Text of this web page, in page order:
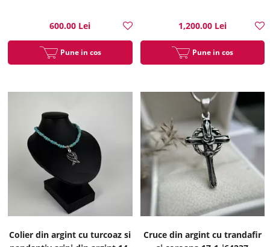
600.00 Lei
Pune in cos
1,200.00 Lei
Pune in cos
Colier din argint cu turcoaz si
Cruce din argint cu trandafir